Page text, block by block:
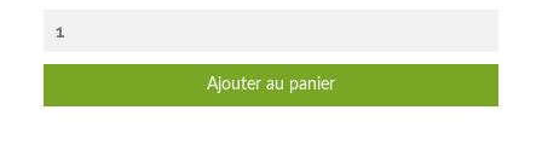
Ajouter au panier